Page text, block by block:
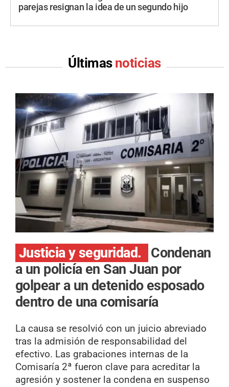
parejas resignan la idea de un segundo hijo
Últimas noticias
Justicia y seguridad.
Condenan
a un policía en San Juan por
golpear a un detenido esposado
dentro de una comisaría
La causa se resolvió con un juicio abreviado
tras la admisión de responsabilidad del
efectivo. Las grabaciones internas de la
Comisaría 2ª fueron clave para acreditar la
agresión y sostener la condena en suspenso